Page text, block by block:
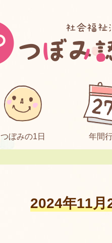
つぼみの1日 年間
2024年11月